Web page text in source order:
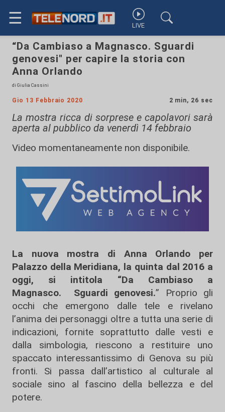
☰ LIVE
“Da Cambiaso a Magnasco. Sguardi
genovesi" per capire la storia con
Anna Orlando
di Giulia Cassini
Gio 13 Febbraio 2020 2 min, 26 sec
La mostra ricca di sorprese e capolavori sarà
aperta al pubblico da venerdì 14 febbraio
Video momentaneamente non disponibile.
La nuova mostra di Anna Orlando per
Palazzo della Meridiana, la quinta dal 2016 a
oggi, si intitola “Da Cambiaso a
Magnasco. Sguardi genovesi.” Proprio gli
occhi che emergono dalle tele e rivelano
l’anima dei personaggi oltre a tutta una serie di
indicazioni, fornite soprattutto dalle vesti e
dalla simbologia, riescono a restituire uno
spaccato interessantissimo di Genova su più
fronti. Si passa dall’artistico al culturale al
sociale sino al fascino della bellezza e del
potere.